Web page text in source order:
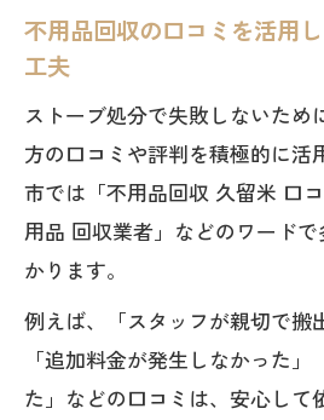
い
ク方法
不用品回収の費用明
不用品回収の口コミを活用
工夫
ストーブ処分で失敗しないため
方の口コミや評判を積極的に活
市では「不用品回収 久留米 口
用品 回収業者」などのワード
かります。
例えば、「スタッフが親切で搬
「追加料金が発生しなかった
た」などの口コミは、安心して